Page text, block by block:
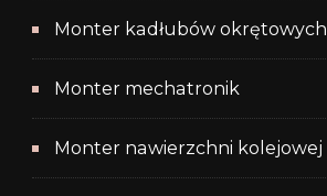
Monter kadłubów okrętowych
Monter mechatronik
Monter nawierzchni kolejowej